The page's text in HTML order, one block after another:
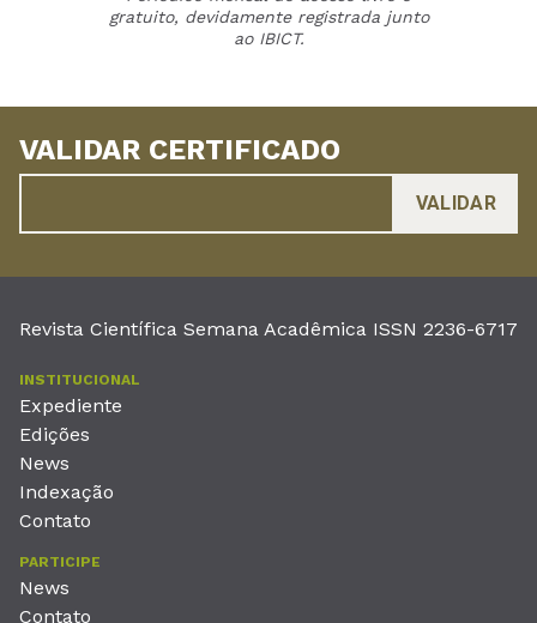
gratuito, devidamente registrada junto
ao IBICT.
VALIDAR CERTIFICADO
Revista Científica Semana Acadêmica ISSN 2236-6717
INSTITUCIONAL
Expediente
Edições
News
Indexação
Contato
PARTICIPE
News
Contato